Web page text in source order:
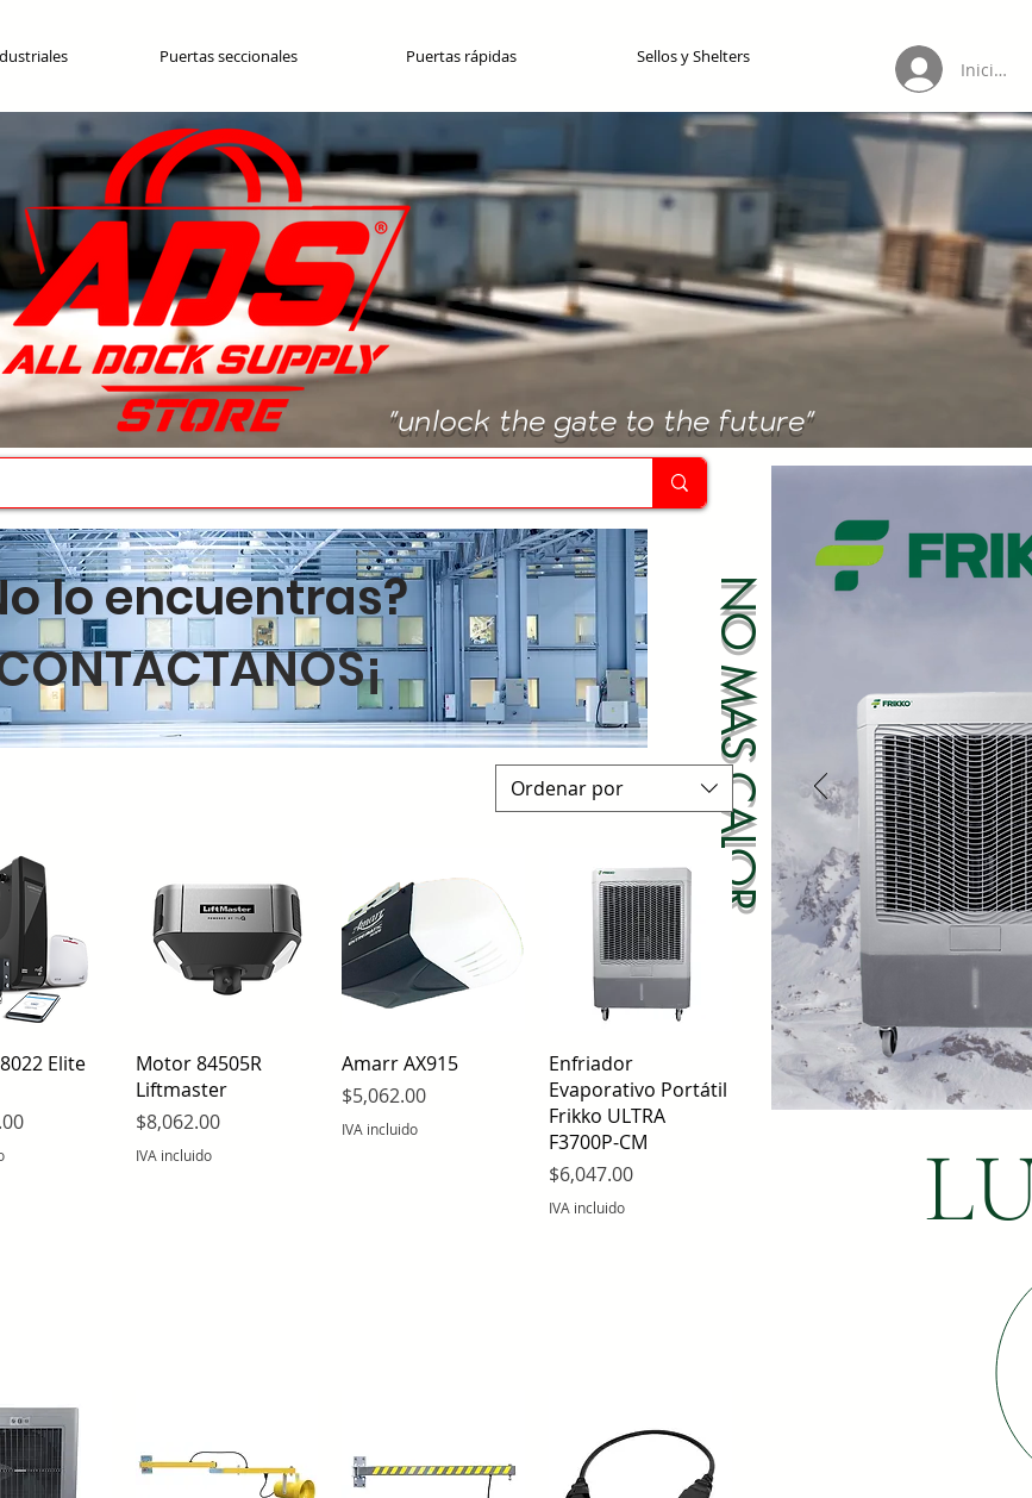
Puertas seccionales Puertas rápidas Sellos y Shelters
Iniciar
NO MAS CALOR
"unlock the gate to the future"
Ordenar por
rápidaElite
Vista rápida
Motor 84505R
Liftmaster
Precio
$8,062.00
IVA incluido
Vista rápida
Amarr AX915
Precio
$5,062.00
IVA incluido
Vista rápida
Enfriador
Evaporativo Portátil
Frikko ULTRA
F3700P-CM
Precio
$6,047.00
IVA incluido
lo encuentras?